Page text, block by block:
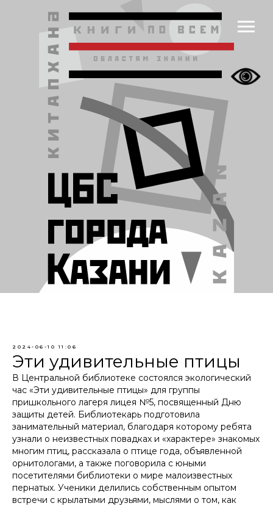
2024-06-10 11:06
Эти удивительные птицы
В Центральной библиотеке состоялся экологический
час «Эти удивительные птицы» для группы
пришкольного лагеря лицея №5, посвященный Дню
защиты детей. Библиотекарь подготовила
занимательный материал, благодаря которому ребята
узнали о неизвестных повадках и «характере» знакомых
многим птиц, рассказала о птице года, объявленной
орнитологами, а также поговорила с юными
посетителями библиотеки о мире малоизвестных
пернатых. Ученики делились собственным опытом
встречи с крылатыми друзьями, мыслями о том, как